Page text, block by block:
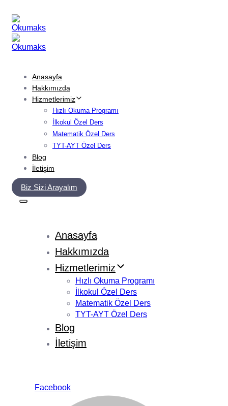
links
primary
navigation
Skip
content
Anasayfa
Hakkımızda
Hizmetlerimiz
Hızlı Okuma Programı
İlkokul Özel Ders
Matematik Özel Ders
TYT-AYT Özel Ders
Blog
İletişim
Biz Sizi Arayalım
Anasayfa
Hakkımızda
Hizmetlerimiz
Hızlı Okuma Programı
İlkokul Özel Ders
Matematik Özel Ders
TYT-AYT Özel Ders
Blog
İletişim
Facebook